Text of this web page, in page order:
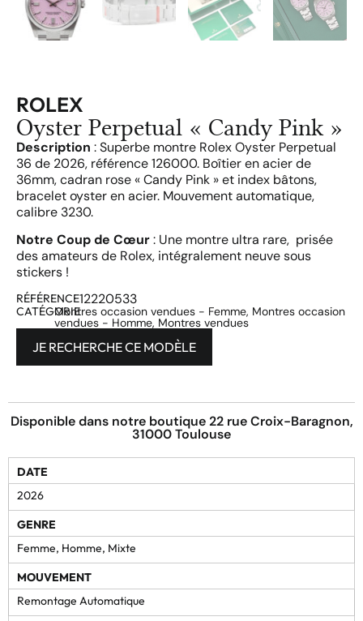
ROLEX
Oyster Perpetual « Candy Pink »
Description : Superbe montre Rolex Oyster Perpetual
36 de 2026, référence 126000. Boîtier en acier de
36mm, cadran rose « Candy Pink » et index bâtons,
bracelet oyster en acier. Mouvement automatique,
calibre 3230.
Notre Coup de Cœur: Une montre ultra rare, prisée
des amateurs de Rolex, intégralement neuve sous
stickers !
RÉFÉRENCE12220533
CATÉGORIEMontres occasion vendues - Femme, Montres occasion
vendues - Homme, Montres vendues
JE RECHERCHE CE MODÈLE
Disponible dans notre boutique 22 rue Croix-Baragnon,
31000 Toulouse
DATE
2026
GENRE
Femme, Homme, Mixte
MOUVEMENT
Remontage Automatique